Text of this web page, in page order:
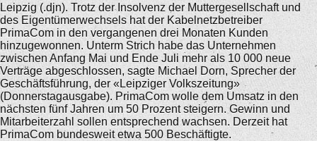
Leipzig (.djn). Trotz der Insolvenz der Muttergesellschaft und
des Eigentümerwechsels hat der Kabelnetzbetreiber
PrimaCom in den vergangenen drei Monaten Kunden
hinzugewonnen. Unterm Strich habe das Unternehmen
zwischen Anfang Mai und Ende Juli mehr als 10 000 neue
Verträge abgeschlossen, sagte Michael Dorn, Sprecher der
Geschäftsführung, der «Leipziger Volkszeitung»
(Donnerstagausgabe). PrimaCom wolle dem Umsatz in den
nächsten fünf Jahren um 50 Prozent steigern. Gewinn und
Mitarbeiterzahl sollen entsprechend wachsen. Derzeit hat
PrimaCom bundesweit etwa 500 Beschäftigte.